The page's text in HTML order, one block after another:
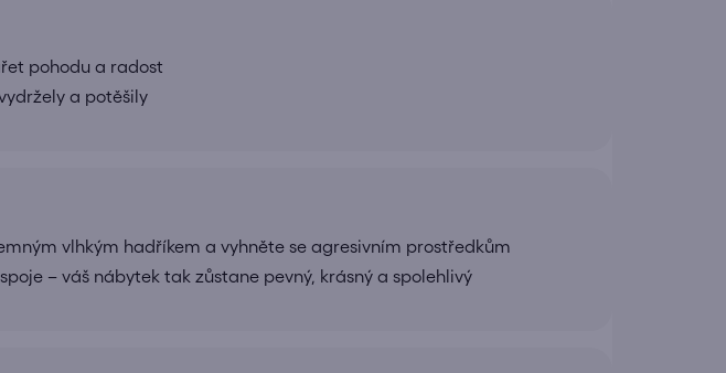
pohodu a radost
a potěšily
vlhkým hadříkem a vyhněte se agresivním prostředkům
– váš nábytek tak zůstane pevný, krásný a spolehlivý